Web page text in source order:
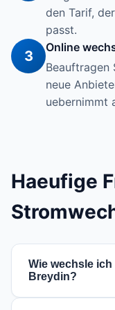
den Tarif,
passt.
3
Online
Beauftragen
neue
uebernimmt
Haeufige
Wie wechsle
Breydin?